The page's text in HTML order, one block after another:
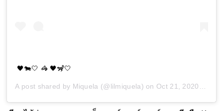
🖤🐄🤍 🦓 🖤🦨🤍
A post shared by Miquela (@lilmiquela) on Oct 21, 2020 at 6:55pm PDT